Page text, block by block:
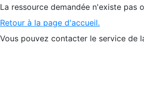
La ressource demandée n'existe pas
Retour à la page d'accueil.
Vous pouvez contacter le service de